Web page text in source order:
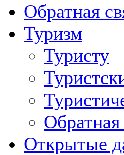
Обратная
Туризм
Туристу
Обратная
Открытые